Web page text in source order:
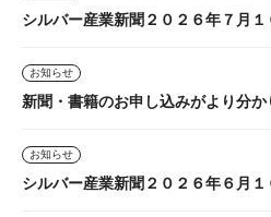
シルバー産業新聞２０２６年７月１
お知らせ
新聞・書籍のお申し込みがより分か
お知らせ
シルバー産業新聞２０２６年６月１